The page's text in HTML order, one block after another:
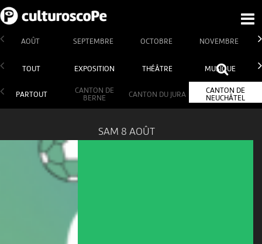
AOÛT SEPTEMBRE OCTOBRE NOVEMBRE
TOUT EXPOSITION THÉÂTRE MUSIQUE
PARTOUT
CANTON DE
BERNE
CANTON DU JURA
CANTON DE
NEUCHÂTEL
SAM 8 AOÛT